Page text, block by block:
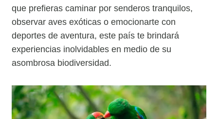
que prefieras caminar por senderos tranquilos,
observar aves exóticas o emocionarte con
deportes de aventura, este país te brindará
experiencias inolvidables en medio de su
asombrosa biodiversidad.